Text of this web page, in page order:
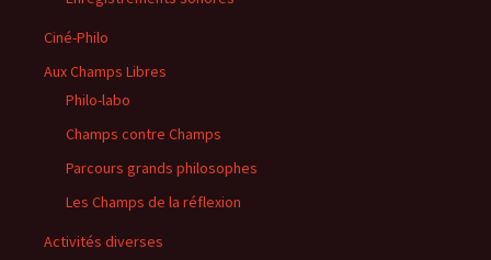
Ciné-Philo
Aux Champs Libres
Philo-labo
Champs contre Champs
Parcours grands philosophes
Les Champs de la réflexion
Activités diverses